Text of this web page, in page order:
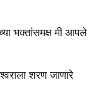
भक्तांसमक्ष मी आपले
शरण जाणारे